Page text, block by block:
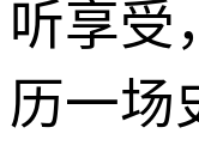
听享受
历一场